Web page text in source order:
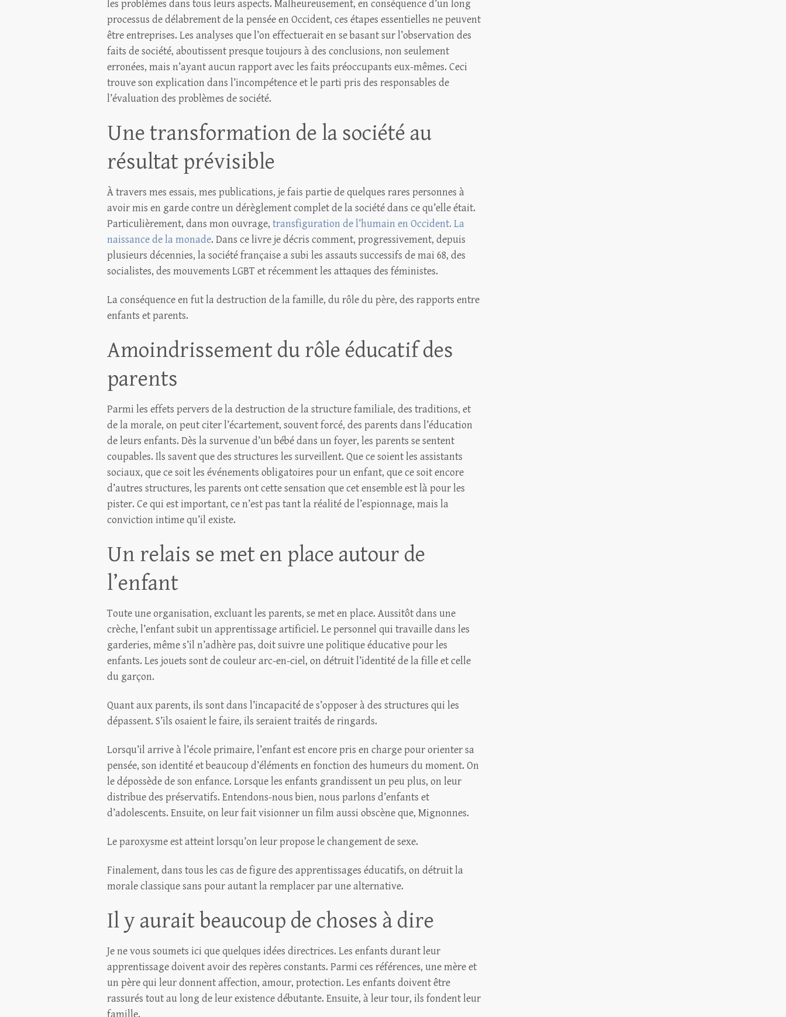
les problèmes dans tous leurs aspects. Malheureusement, en conséquence d’un long
processus de délabrement de la pensée en Occident, ces étapes essentielles ne peuvent
être entreprises. Les analyses que l’on effectuerait en se basant sur l’observation des
faits de société, aboutissent presque toujours à des conclusions, non seulement
erronées, mais n’ayant aucun rapport avec les faits préoccupants eux-mêmes. Ceci
trouve son explication dans l’incompétence et le parti pris des responsables de
l’évaluation des problèmes de société.
Une transformation de la société au
résultat prévisible
À travers mes essais, mes publications, je fais partie de quelques rares personnes à
avoir mis en garde contre un dérèglement complet de la société dans ce qu’elle était.
Particulièrement, dans mon ouvrage, transfiguration de l’humain en Occident. La
naissance de la monade. Dans ce livre je décris comment, progressivement, depuis
plusieurs décennies, la société française a subi les assauts successifs de mai 68, des
socialistes, des mouvements LGBT et récemment les attaques des féministes.
La conséquence en fut la destruction de la famille, du rôle du père, des rapports entre
enfants et parents.
Amoindrissement du rôle éducatif des
parents
Parmi les effets pervers de la destruction de la structure familiale, des traditions, et
de la morale, on peut citer l’écartement, souvent forcé, des parents dans l’éducation
de leurs enfants. Dès la survenue d’un bébé dans un foyer, les parents se sentent
coupables. Ils savent que des structures les surveillent. Que ce soient les assistants
sociaux, que ce soit les événements obligatoires pour un enfant, que ce soit encore
d’autres structures, les parents ont cette sensation que cet ensemble est là pour les
pister. Ce qui est important, ce n’est pas tant la réalité de l’espionnage, mais la
conviction intime qu’il existe.
Un relais se met en place autour de
l’enfant
Toute une organisation, excluant les parents, se met en place. Aussitôt dans une
crèche, l’enfant subit un apprentissage artificiel. Le personnel qui travaille dans les
garderies, même s’il n’adhère pas, doit suivre une politique éducative pour les
enfants. Les jouets sont de couleur arc-en-ciel, on détruit l’identité de la fille et celle
du garçon.
Quant aux parents, ils sont dans l’incapacité de s’opposer à des structures qui les
dépassent. S’ils osaient le faire, ils seraient traités de ringards.
Lorsqu’il arrive à l’école primaire, l’enfant est encore pris en charge pour orienter sa
pensée, son identité et beaucoup d’éléments en fonction des humeurs du moment. On
le dépossède de son enfance. Lorsque les enfants grandissent un peu plus, on leur
distribue des préservatifs. Entendons-nous bien, nous parlons d’enfants et
d’adolescents. Ensuite, on leur fait visionner un film aussi obscène que, Mignonnes.
Le paroxysme est atteint lorsqu’on leur propose le changement de sexe.
Finalement, dans tous les cas de figure des apprentissages éducatifs, on détruit la
morale classique sans pour autant la remplacer par une alternative.
Il y aurait beaucoup de choses à dire
Je ne vous soumets ici que quelques idées directrices. Les enfants durant leur
apprentissage doivent avoir des repères constants. Parmi ces références, une mère et
un père qui leur donnent affection, amour, protection. Les enfants doivent être
rassurés tout au long de leur existence débutante. Ensuite, à leur tour, ils fondent leur
famille.